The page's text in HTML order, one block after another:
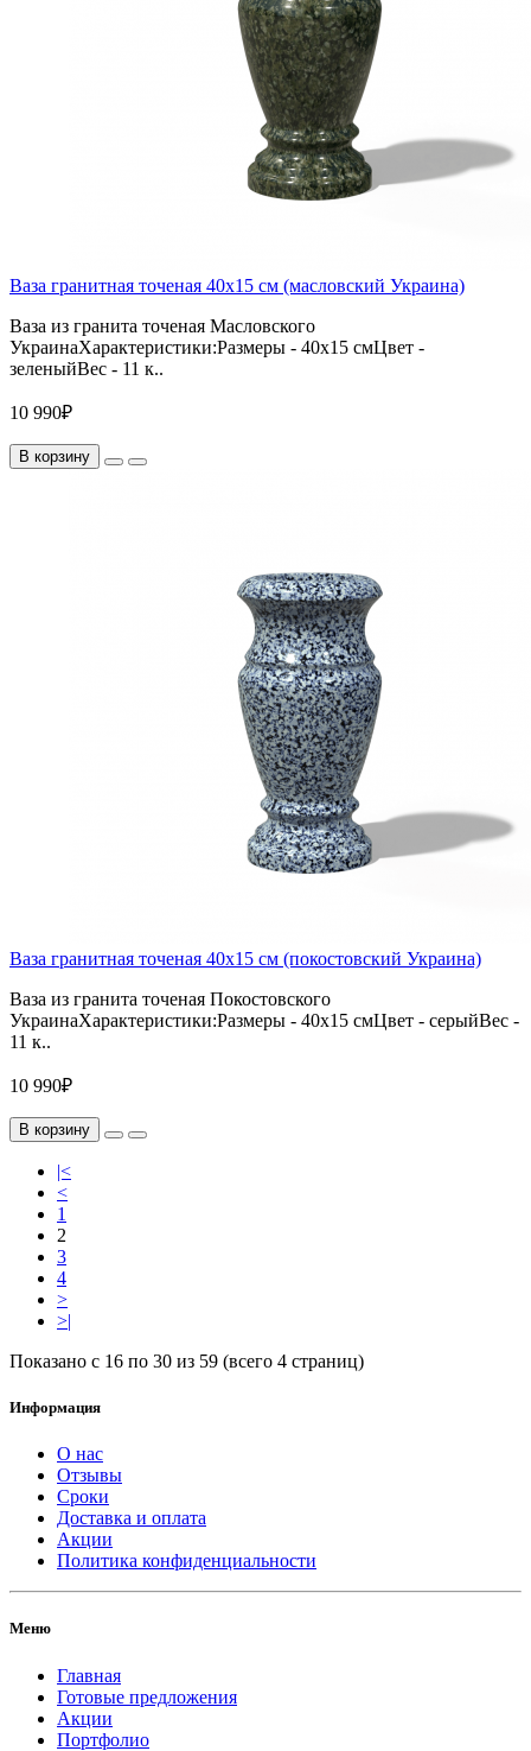
Ваза гранитная точеная 40х15 см (масловский Украина)
Ваза из гранита точеная Масловского
УкраинаХарактеристики:Размеры - 40х15 смЦвет -
зеленыйВес - 11 к..
10 990₽
В корзину
Ваза гранитная точеная 40х15 см (покостовский Украина)
Ваза из гранита точеная Покостовского
УкраинаХарактеристики:Размеры - 40х15 смЦвет - серыйВес -
11 к..
10 990₽
В корзину
|<
<
1
2
3
4
>
>|
Показано с 16 по 30 из 59 (всего 4 страниц)
Информация
О нас
Отзывы
Сроки
Доставка и оплата
Акции
Политика конфиденциальности
Меню
Главная
Готовые предложения
Акции
Портфолио